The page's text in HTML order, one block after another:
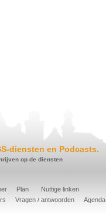
diensten en Podcasts.
op de diensten
Plan
Nuttige linken
Vragen / antwoorden Agenda